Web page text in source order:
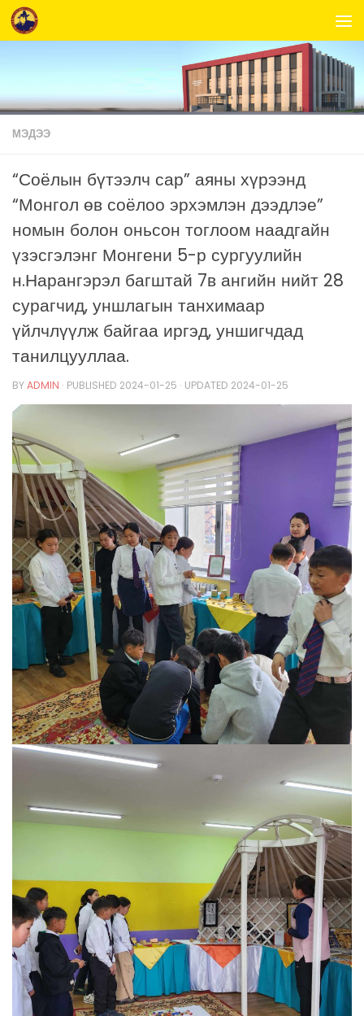
Skip to content
МЭДЭЭ
“Соёлын бүтээлч сар” аяны хүрээнд
“Монгол өв соёлоо эрхэмлэн дээдлэе”
номын болон оньсон тоглоом наадгайн
үзэсгэлэнг Монгени 5-р сургуулийн
н.Нарангэрэл багштай 7в ангийн нийт 28
сурагчид, уншлагын танхимаар
үйлчлүүлж байгаа иргэд, уншигчдад
танилцууллаа.
BYADMIN · PUBLISHED 2024-01-25 · UPDATED 2024-01-25